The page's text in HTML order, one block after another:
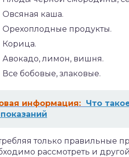
Овсяная каша.
Орехоплодные продукты.
Корица.
Авокадо, лимон, вишня.
Все бобовые, злаковые.
информация: Что
только правильные
рассмотреть и